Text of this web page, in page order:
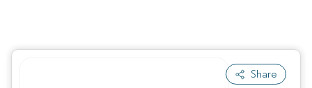
Share